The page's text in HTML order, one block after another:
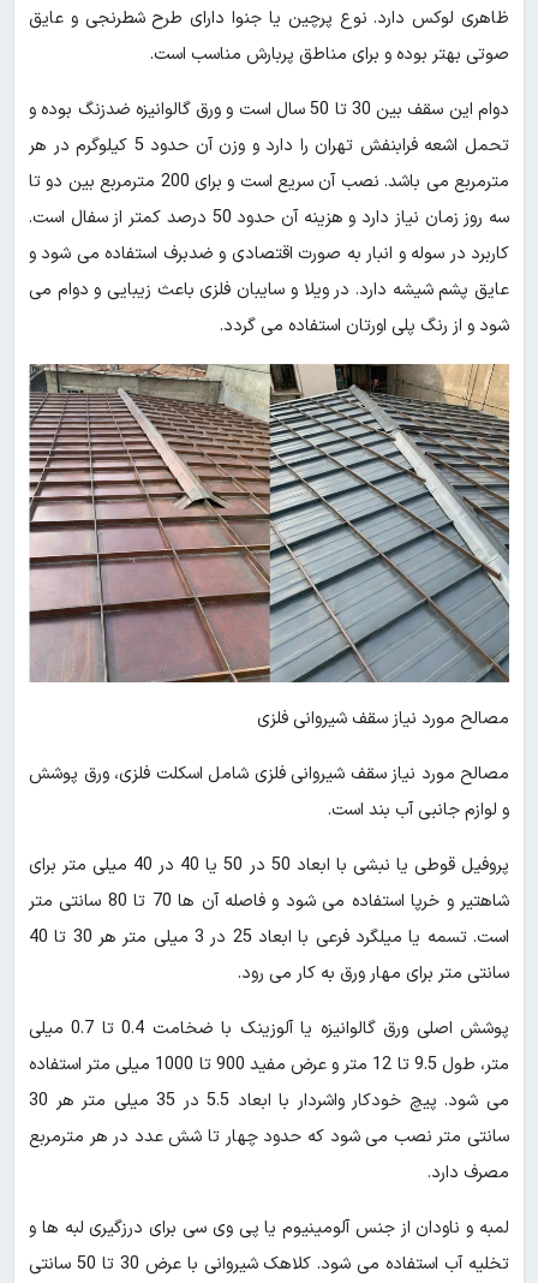
ظاهری لوکس دارد. نوع پرچین یا جنوا دارای طرح شطرنجی و عایق
صوتی بهتر بوده و برای مناطق پربارش مناسب است.
دوام این سقف بین 30 تا 50 سال است و ورق گالوانیزه ضدزنگ بوده و
تحمل اشعه فرابنفش تهران را دارد و وزن آن حدود 5 کیلوگرم در هر
مترمربع می باشد. نصب آن سریع است و برای 200 مترمربع بین دو تا
سه روز زمان نیاز دارد و هزینه آن حدود 50 درصد کمتر از سفال است.
کاربرد در سوله و انبار به صورت اقتصادی و ضدبرف استفاده می شود و
عایق پشم شیشه دارد. در ویلا و سایبان فلزی باعث زیبایی و دوام می
شود و از رنگ پلی اورتان استفاده می گردد.
مصالح مورد نیاز سقف شیروانی فلزی
مصالح مورد نیاز سقف شیروانی فلزی شامل اسکلت فلزی، ورق پوشش
و لوازم جانبی آب بند است.
پروفیل قوطی یا نبشی با ابعاد 50 در 50 یا 40 در 40 میلی متر برای
شاهتیر و خرپا استفاده می شود و فاصله آن ها 70 تا 80 سانتی متر
است. تسمه یا میلگرد فرعی با ابعاد 25 در 3 میلی متر هر 30 تا 40
سانتی متر برای مهار ورق به کار می رود.
پوشش اصلی ورق گالوانیزه یا آلوزینک با ضخامت 0.4 تا 0.7 میلی
متر، طول 9.5 تا 12 متر و عرض مفید 900 تا 1000 میلی متر استفاده
می شود. پیچ خودکار واشردار با ابعاد 5.5 در 35 میلی متر هر 30
سانتی متر نصب می شود که حدود چهار تا شش عدد در هر مترمربع
مصرف دارد.
لمبه و ناودان از جنس آلومینیوم یا پی وی سی برای درزگیری لبه ها و
تخلیه آب استفاده می شود. کلاهک شیروانی با عرض 30 تا 50 سانتی